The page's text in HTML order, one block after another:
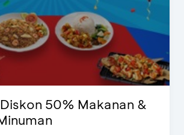
50% Makanan &